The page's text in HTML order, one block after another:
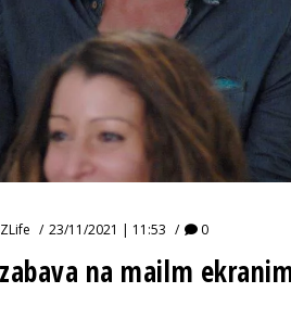
23/11/2021 | 11:53 0
na mailm